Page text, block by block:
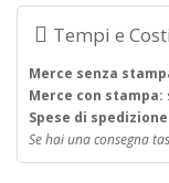
Tempi e
Merce senza
Merce con stampa:
Spese di
Se hai una consegna